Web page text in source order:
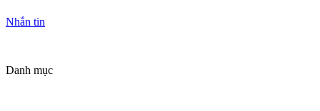
Nhắn tin
Danh mục